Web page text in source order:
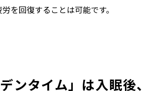
を回復することは可能です。
ンタイム」は入眠後